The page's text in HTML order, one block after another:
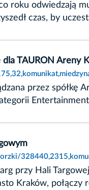
roku odwiedzają
czas, by
TAURON Areny
przez
przy Hali
Kraków,